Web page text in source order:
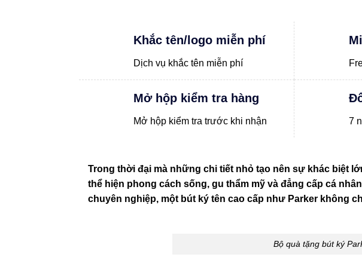
Khắc tên/logo miễn phí
Dịch vụ khắc tên miễn phí
Mở hộp kiểm tra hàng
Mở hộp kiểm tra trước khi nhận 7
Trong thời đại mà những chi tiết nhỏ tạo nên sự khác biệt
thể hiện phong cách sống, gu thẩm mỹ và đẳng cấp cá
chuyên nghiệp, một bút ký tên cao cấp như Parker không
Bộ quà tặng bút ký